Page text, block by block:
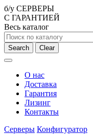
б/у СЕРВЕРЫ
С ГАРАНТИЕЙ
Весь каталог
Search Clear
О нас
Доставка
Гарантия
Лизинг
Контакты
Серверы Конфигуратор